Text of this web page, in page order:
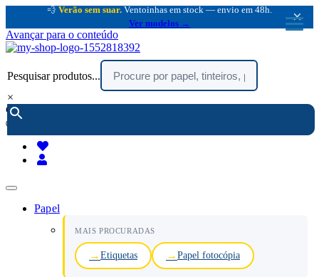
💨 Verão sem suar. Ventoinhas em stock — envio em 48h.
Ver modelos →
×
Avançar para o conteúdo
Pesquisar produtos...
×
encomendar por telefone :
(chamada rede fixa nacional)
Papel
MAIS PROCURADAS
Etiquetas Papel fotocópia